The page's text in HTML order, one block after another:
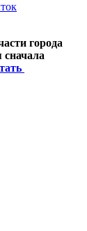
города